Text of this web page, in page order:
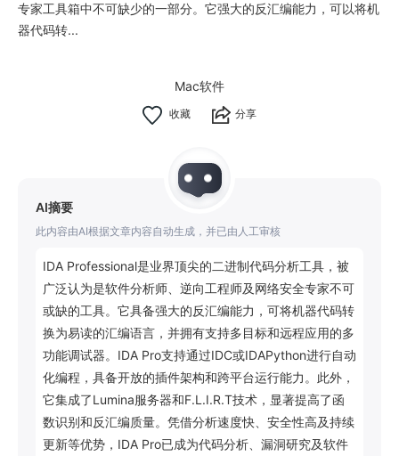
专家工具箱中不可缺少的一部分。它强大的反汇编能力，可以将机
器代码转...
Mac软件
分享
AI摘要
此内容由AI根据文章内容自动生成，并已由人工审核
IDA Professional是业界顶尖的二进制代码分析工具，被
广泛认为是软件分析师、逆向工程师及网络安全专家不可
或缺的工具。它具备强大的反汇编能力，可将机器代码转
换为易读的汇编语言，并拥有支持多目标和远程应用的多
功能调试器。IDA Pro支持通过IDC或IDAPython进行自动
化编程，具备开放的插件架构和跨平台运行能力。此外，
它集成了Lumina服务器和F.L.I.R.T技术，显著提高了函
数识别和反汇编质量。凭借分析速度快、安全性高及持续
更新等优势，IDA Pro已成为代码分析、漏洞研究及软件